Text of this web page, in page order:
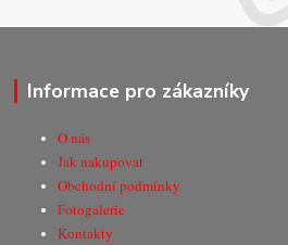
Informace pro zákazníky
O nás
Jak nakupovat
Obchodní podmínky
Fotogalerie
Kontakty